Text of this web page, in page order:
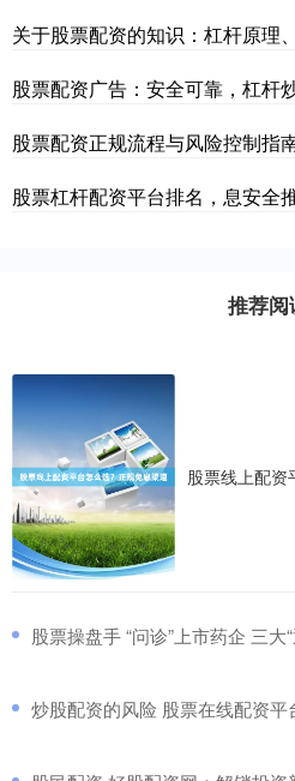
关于股票配资的知识：杠杆原理
股票配资广告：安全可靠，杠杆
股票配资正规流程与风险控制指
股票杠杆配资平台排名，息安全
推荐阅
股票线上配资
股票操盘手 “问诊”上市药企 三大
炒股配资的风险 股票在线配资